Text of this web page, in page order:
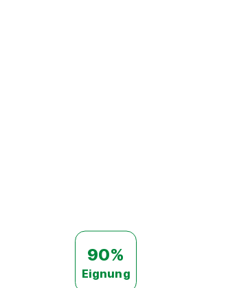
90%
Eignung